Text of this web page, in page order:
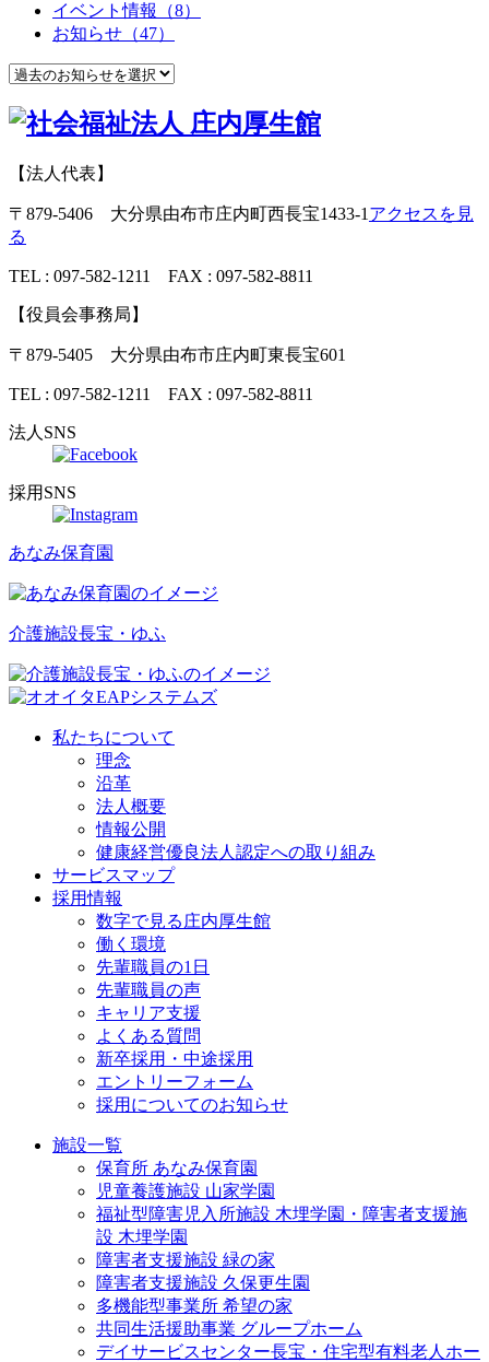
イベント情報（8）
お知らせ（47）
【法人代表】
〒879-5406 大分県由布市庄内町西長宝1433-1 アクセスを見
る
TEL : 097-582-1211 FAX : 097-582-8811
【役員会事務局】
〒879-5405 大分県由布市庄内町東長宝601
TEL : 097-582-1211 FAX : 097-582-8811
法人SNS
採用SNS
あなみ保育園
介護施設長宝・ゆふ
私たちについて
理念
沿革
法人概要
情報公開
健康経営優良法人認定への取り組み
サービスマップ
採用情報
数字で見る庄内厚生館
働く環境
先輩職員の1日
先輩職員の声
キャリア支援
よくある質問
新卒採用・中途採用
エントリーフォーム
採用についてのお知らせ
施設一覧
保育所 あなみ保育園
児童養護施設 山家学園
福祉型障害児入所施設 木埋学園・障害者支援施
設 木埋学園
障害者支援施設 緑の家
障害者支援施設 久保更生園
多機能型事業所 希望の家
共同生活援助事業 グループホーム
デイサービスセンター長宝・住宅型有料老人ホー